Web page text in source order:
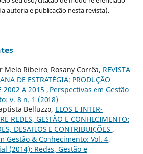
autoria e publicação nesta revista).
Melo Ribeiro, Rosany Corrêa, REVISTA
DE ESTRATÉGIA: PRODUÇÃO
2002 A 2015 , Perspectivas em Gestão
v. 8 n. 1 (2018)
Belluzzo, ELOS E INTER-
REDES, GESTÃO E CONHECIMENTO:
DESAFIOS E CONTRIBUIÇÕES ,
Gestão & Conhecimento: Vol. 4,
(2014): Redes, Gestão e